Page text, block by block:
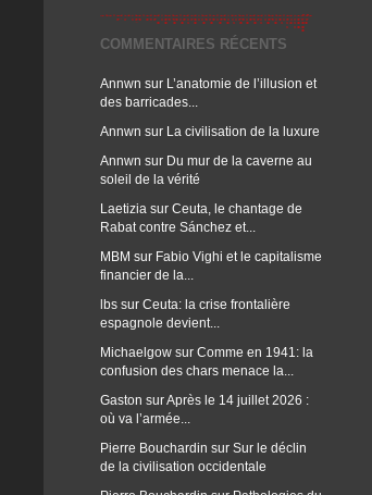
COMMENTAIRES RÉCENTS
Annwn sur L’anatomie de l’illusion et
des barricades...
Annwn sur La civilisation de la luxure
Annwn sur Du mur de la caverne au
soleil de la vérité
Laetizia sur Ceuta, le chantage de
Rabat contre Sánchez et...
MBM sur Fabio Vighi et le capitalisme
financier de la...
lbs sur Ceuta: la crise frontalière
espagnole devient...
Michaelgow sur Comme en 1941: la
confusion des chars menace la...
Gaston surAprès le 14 juillet 2026 :
où va l’armée...
Pierre Bouchardin sur Sur le déclin
de la civilisation occidentale